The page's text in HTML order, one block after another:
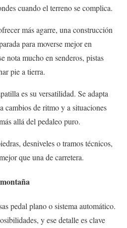
cuando el terreno se complica.
más agarre, una construcción
para moverse mejor en
nota mucho en senderos, pistas
pie a tierra.
es su versatilidad. Se adapta
cambios de ritmo y a situaciones
allá del pedaleo puro.
desniveles o tramos técnicos,
que una de carretera.
pedal plano o sistema automático.
y ese detalle es clave